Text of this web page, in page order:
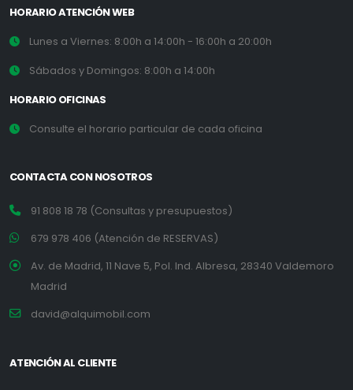
HORARIO ATENCIÓN WEB
Lunes a Viernes: 8:00h a 14:00h - 16:00h a 20:00h
Sábados y Domingos: 8:00h a 14:00h
HORARIO OFICINAS
Consulte el horario particular de cada oficina
CONTACTA CON NOSOTROS
91 808 18 78 (Consultas y presupuestos)
679 978 406 (Atención de RESERVAS)
Av. de Madrid, 11 Nave 5, Pol. Ind. Albresa, 28340 Valdemoro
Madrid
david@alquimobil.com
ATENCIÓN AL CLIENTE